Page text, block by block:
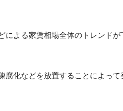
よる家賃相場全体のトレンドが
腐化などを放置することによって